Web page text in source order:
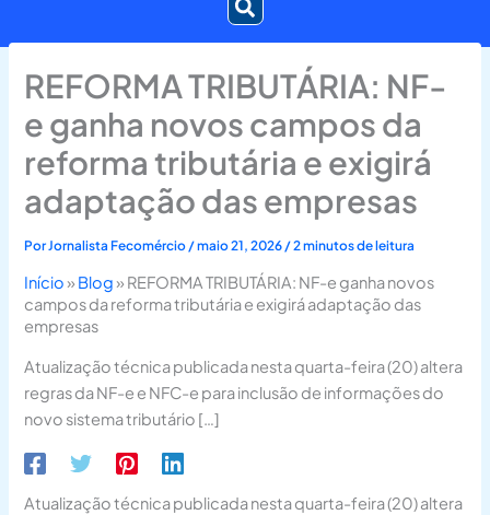
REFORMA TRIBUTÁRIA: NF-
e ganha novos campos da
reforma tributária e exigirá
adaptação das empresas
PorJornalista Fecomércio /maio 21, 2026 /2 minutos de leitura
Início» Blog» REFORMA TRIBUTÁRIA: NF-e ganha novos
campos da reforma tributária e exigirá adaptação das
empresas
Atualização técnica publicada nesta quarta-feira (20) altera
regras da NF-e e NFC-e para inclusão de informações do
novo sistema tributário […]
Atualização técnica publicada nesta quarta-feira (20) altera